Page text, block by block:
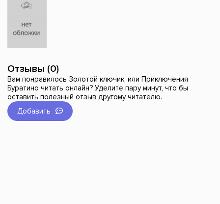
Отзывы (0)
Вам понравилось Золотой ключик, или Приключения
Буратино читать онлайн? Уделите пару минут, что бы
оставить полезный отзыв другому читателю.
Добавить